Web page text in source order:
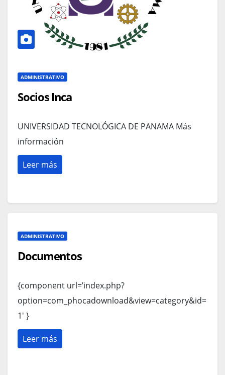
ADMINISTRATIVO
Socios Inca
UNIVERSIDAD TECNOLÓGICA DE PANAMA Más
información
Leer más
ADMINISTRATIVO
Documentos
{component url=’index.php?
option=com_phocadownload&view=category&id=
1′ }
Leer más